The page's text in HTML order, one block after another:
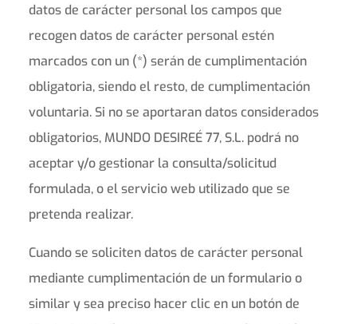
datos de carácter personal los campos que
recogen datos de carácter personal estén
marcados con un (*) serán de cumplimentación
obligatoria, siendo el resto, de cumplimentación
voluntaria. Si no se aportaran datos considerados
obligatorios, MUNDO DESIREÉ 77, S.L. podrá no
aceptar y/o gestionar la consulta/solicitud
formulada, o el servicio web utilizado que se
pretenda realizar.
Cuando se soliciten datos de carácter personal
mediante cumplimentación de un formulario o
similar y sea preciso hacer clic en un botón de